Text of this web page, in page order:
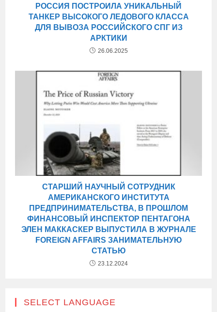
РОССИЯ ПОСТРОИЛА УНИКАЛЬНЫЙ
ТАНКЕР ВЫСОКОГО ЛЕДОВОГО КЛАССА
ДЛЯ ВЫВОЗА РОССИЙСКОГО СПГ ИЗ
АРКТИКИ
26.06.2025
СТАРШИЙ НАУЧНЫЙ СОТРУДНИК
АМЕРИКАНСКОГО ИНСТИТУТА
ПРЕДПРИНИМАТЕЛЬСТВА, В ПРОШЛОМ
ФИНАНСОВЫЙ ИНСПЕКТОР ПЕНТАГОНА
ЭЛЕН МАККАСКЕР ВЫПУСТИЛА В ЖУРНАЛЕ
FOREIGN AFFAIRS ЗАНИМАТЕЛЬНУЮ
СТАТЬЮ
23.12.2024
SELECT LANGUAGE